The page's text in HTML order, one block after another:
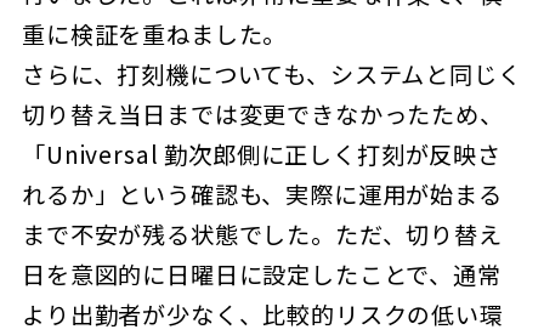
重に検証を重ねました。
さらに、打刻機についても、システムと同じく
切り替え当日までは変更できなかったため、
「Universal 勤次郎側に正しく打刻が反映さ
れるか」という確認も、実際に運用が始まる
まで不安が残る状態でした。ただ、切り替え
日を意図的に日曜日に設定したことで、通常
より出勤者が少なく、比較的リスクの低い環